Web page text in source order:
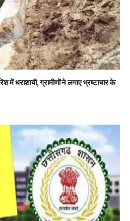
में धराशायी, ग्रामीणों ने लगाए भ्रष्टाचार के